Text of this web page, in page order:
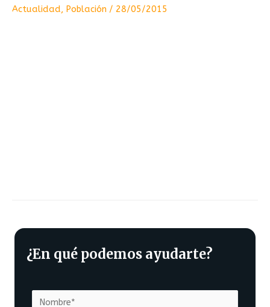
Actualidad, Población / 28/05/2015
¿En qué podemos ayudarte?